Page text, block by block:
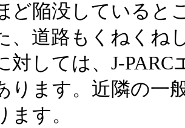
ど陥没していると
、道路もくねくね
対しては、J-
ります。近隣の一
ます。